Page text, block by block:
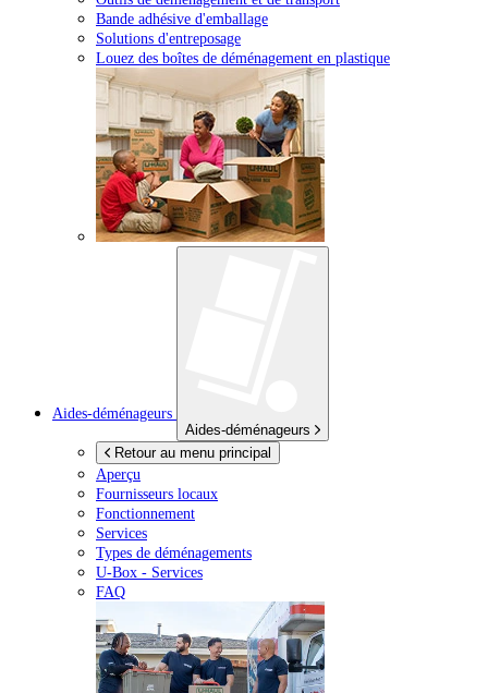
Bande adhésive d'emballage
Solutions d'entreposage
Louez des boîtes de déménagement en plastique
Aides-déménageurs
Aides-déménageurs
Retour au menu principal
Aperçu
Fournisseurs locaux
Fonctionnement
Services
Types de déménagements
U-Box - Services
FAQ